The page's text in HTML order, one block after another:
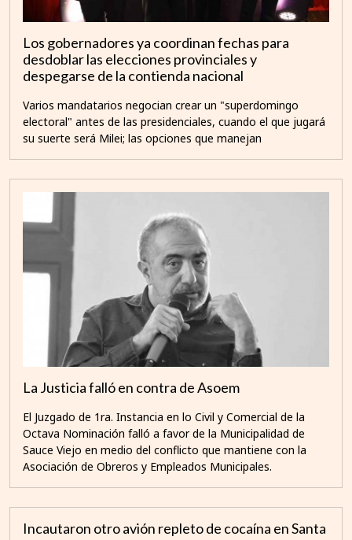
Los gobernadores ya coordinan fechas para
desdoblar las elecciones provinciales y
despegarse de la contienda nacional
Varios mandatarios negocian crear un "superdomingo
electoral" antes de las presidenciales, cuando el que jugará
su suerte será Milei; las opciones que manejan
La Justicia falló en contra de Asoem
El Juzgado de 1ra. Instancia en lo Civil y Comercial de la
Octava Nominación falló a favor de la Municipalidad de
Sauce Viejo en medio del conflicto que mantiene con la
Asociación de Obreros y Empleados Municipales.
Incautaron otro avión repleto de cocaína en Santa